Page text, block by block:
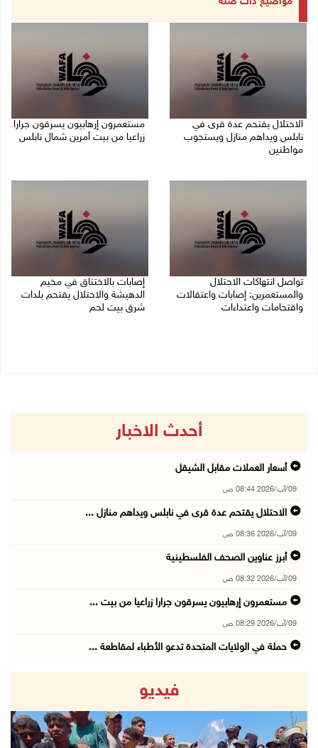
الاحتلال يقتحم عدة قرى في
نابلس ويداهم منازل ويستجوب
مواطنين
مستعمرون إرهابيون يسرقون جرارا
زراعيا من بيت أمرين شمال نابلس
تواصل انتهاكات الاحتلال
والمستعمرين: إصابات واعتقالات
واقتحامات واعتداءات
إصابات بالاختناق في مخيم
الدهيشة والاحتلال يقتحم بلدات
شرق بيت لحم
أحدث الاخبار
أسعار العملات مقابل الشيقل
09/آب/2026 08:44 ص
الاحتلال يقتحم عدة قرى في نابلس ويداهم منازل ...
09/آب/2026 08:36 ص
أبرز عناوين الصحف الفلسطينية
09/آب/2026 08:32 ص
مستعمرون إرهابيون يسرقون جرارا زراعيا من بيت ...
09/آب/2026 08:29 ص
حملة في الولايات المتحدة تدعو الأطباء لمقاطعة ...
مصر: تهجير الفلسطينيين خط أحمر ومخطط مرفوض
09/آب/2026 08:11 ص
حالة الطقس: أجواء شديدة الحرارة تؤثر على البل ...
فيديو